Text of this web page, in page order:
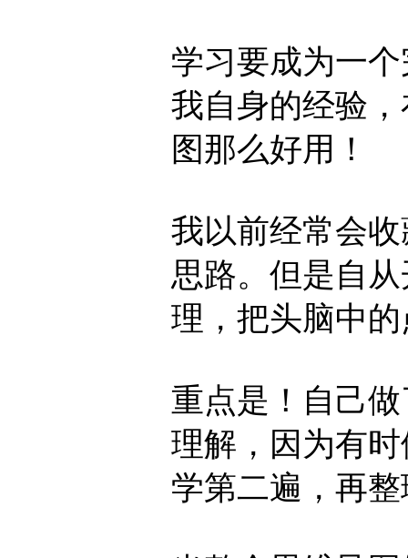
学习要成为一
我自身的经验
图那么好用！
我以前经常会
思路。但是自
理，把头脑中
重点是！自己
理解，因为有
学第二遍，再